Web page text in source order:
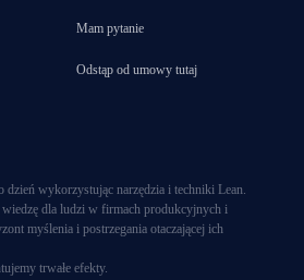
Mam pytanie
Odstąp od umowy tutaj
wykorzystując narzędzia i techniki Lean.
dla ludzi w firmach produkcyjnych i
myślenia i postrzegania otaczającej ich
trwałe efekty.